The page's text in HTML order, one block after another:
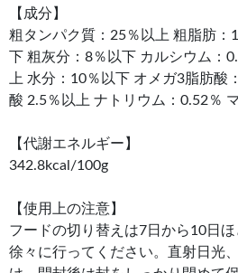
【成分】
粗タンパク質：25％以上 粗脂肪：
下 粗灰分：8％以下 カルシウム：
上 水分：10％以下 オメガ3脂肪酸
酸 2.5％以上 ナトリウム：0.52％
【代謝エネルギー】
342.8kcal/100g
【使用上の注意】
フードの切り替えは7日から10日
徐々に行ってください。直射日光